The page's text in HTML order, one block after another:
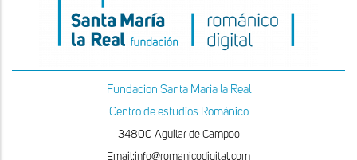
Fundacion Santa Maria la Real
Centro de estudios Románico
34800 Aguilar de Campoo
Email:info@romanicodigital.com